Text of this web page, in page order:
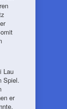
Lau
Spiel.
er